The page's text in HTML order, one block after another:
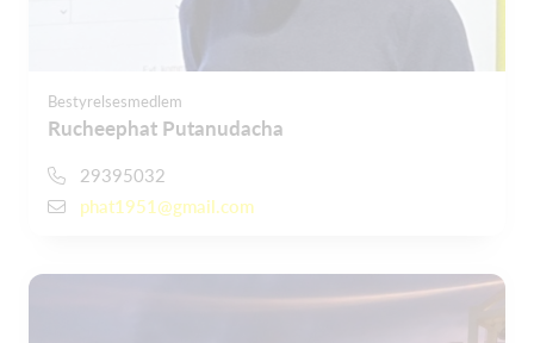
Bestyrelsesmedlem
Rucheephat Putanudacha
29395032
phat1951@gmail.com